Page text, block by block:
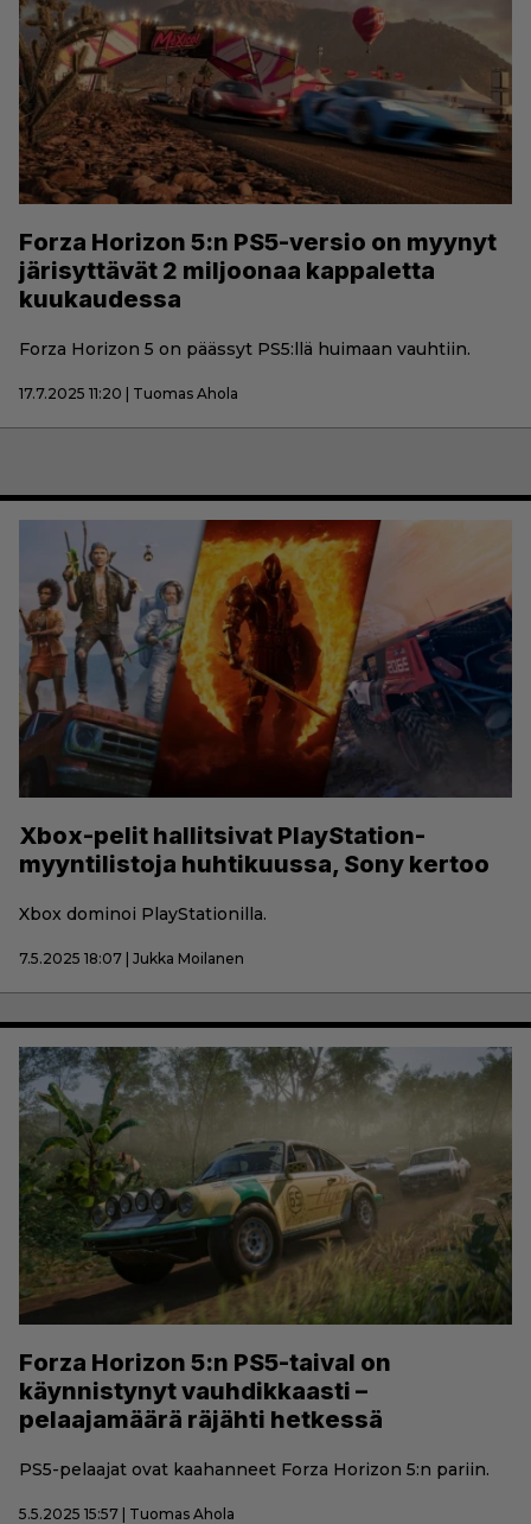
Forza Horizon 5:n PS5-versio on myynyt
järisyttävät 2 miljoonaa kappaletta
kuukaudessa
Forza Horizon 5 on päässyt PS5:llä huimaan vauhtiin.
17.7.2025 11:20 | Tuomas Ahola
Xbox-pelit hallitsivat PlayStation-
myyntilistoja huhtikuussa, Sony kertoo
Xbox dominoi PlayStationilla.
7.5.2025 18:07 | Jukka Moilanen
Forza Horizon 5:n PS5-taival on
käynnistynyt vauhdikkaasti –
pelaajamäärä räjähti hetkessä
PS5-pelaajat ovat kaahanneet Forza Horizon 5:n pariin.
5.5.2025 15:57 | Tuomas Ahola